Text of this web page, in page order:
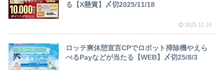
る【X懸賞】〆切2025/11/18
2025.11.10
ロッテ爽休憩宣言CPでロボット掃除機やえら
べるPayなどが当たる【WEB】〆切25/8/3